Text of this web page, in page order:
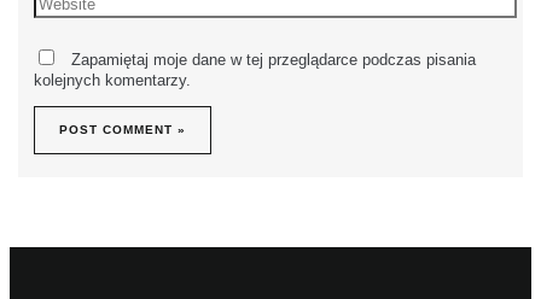
Zapamiętaj moje dane w tej przeglądarce podczas pisania
kolejnych komentarzy.